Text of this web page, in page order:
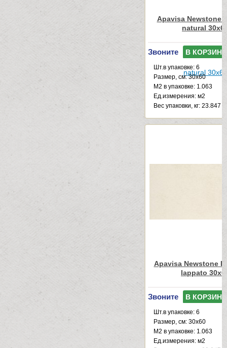
Apavisa Newstone
natural
Звоните В КОРЗИНУ
Шт.в упаковке: 6
Размер, см: 30x60
М2 в упаковке: 1.063
Ед.измерения: м2
Веc упаковки, кг: 23.847
Apavisa Newstone
lappato
Звоните В КОРЗИНУ
Шт.в упаковке: 6
Размер, см: 30x60
М2 в упаковке: 1.063
Ед.измерения: м2